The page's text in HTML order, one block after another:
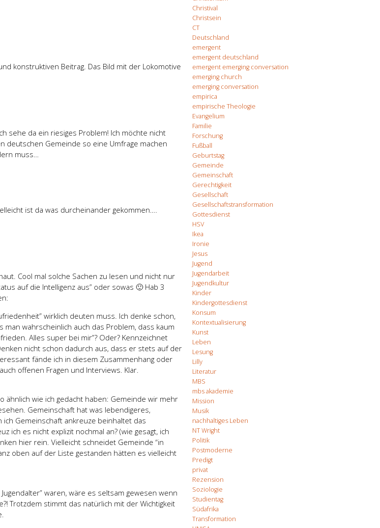
konstruktiven Beitrag. Das Bild mit der Lokomotive
sehe da ein riesiges Problem! Ich möchte nicht
deutschen Gemeinde so eine Umfrage machen
muss…
ist da was durcheinander gekommen….
Cool mal solche Sachen zu lesen und nicht nur
auf die Intelligenz aus” oder sowas 🙂 Hab 3
wirklich deuten muss. Ich denke schon,
wahrscheinlich auch das Problem, dass kaum
Alles super bei mir”? Oder? Kennzeichnet
nicht schon dadurch aus, dass er stets auf der
fände ich in diesem Zusammenhang oder
offenen Fragen und Interviews. Klar.
ähnlich wie ich gedacht haben: Gemeinde wir mehr
Gemeinschaft hat was lebendigeres,
ich Gemeinschaft ankreuze beinhaltet das
ich es nicht explizit nochmal an? (wie gesagt, ich
hier rein. Vielleicht schneidet Gemeinde “in
oben auf der Liste gestanden hätten es vielleicht
waren, wäre es seltsam gewesen wenn
Trotzdem stimmt das natürlich mit der Wichtigkeit
Christival
Christsein
CT
Deutschland
emergent
emergent deutschland
emergent emerging conversation
emerging church
emerging conversation
empirica
empirische Theologie
Evangelium
Familie
Forschung
Fußball
Geburtstag
Gemeinde
Gemeinschaft
Gerechtigkeit
Gesellschaft
Gesellschaftstransformation
Gottesdienst
HSV
Ikea
Ironie
Jesus
Jugend
Jugendarbeit
Jugendkultur
Kinder
Kindergottesdienst
Konsum
Kontextualisierung
Kunst
Leben
Lesung
Lilly
Literatur
MBS
mbs akademie
Mission
Musik
nachhaltiges Leben
NT Wright
Politik
Postmoderne
Predigt
privat
Rezension
Soziologie
Studientag
Südafrika
Transformation